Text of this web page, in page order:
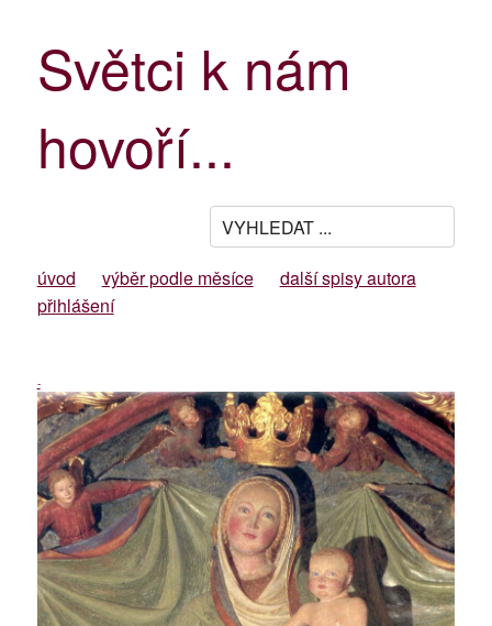
Světci k nám
hovoří...
úvod výběr podle měsíce
další spisy autora
přihlášení
-